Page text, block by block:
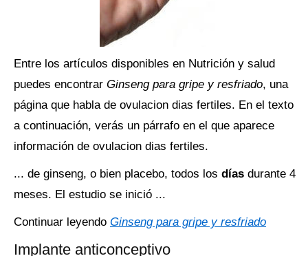
Entre los artículos disponibles en Nutrición y salud
puedes encontrar Ginseng para gripe y resfriado, una
página que habla de ovulacion dias fertiles. En el texto
a continuación, verás un párrafo en el que aparece
información de ovulacion dias fertiles.
... de ginseng, o bien placebo, todos los días durante 4
meses. El estudio se inició ...
Continuar leyendo Ginseng para gripe y resfriado
Implante anticonceptivo